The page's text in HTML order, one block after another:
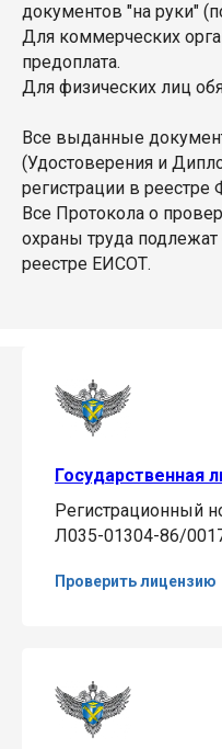
документов "на руки"
Для коммерческих
предоплата.
Для физических лиц
Все выданные
(Удостоверения и
регистрации в
Все Протокола о
охраны труда подлежат
реестре ЕИСОТ.
Государственная
Регистрационный
Л035-01304-86/
Проверить лицензию